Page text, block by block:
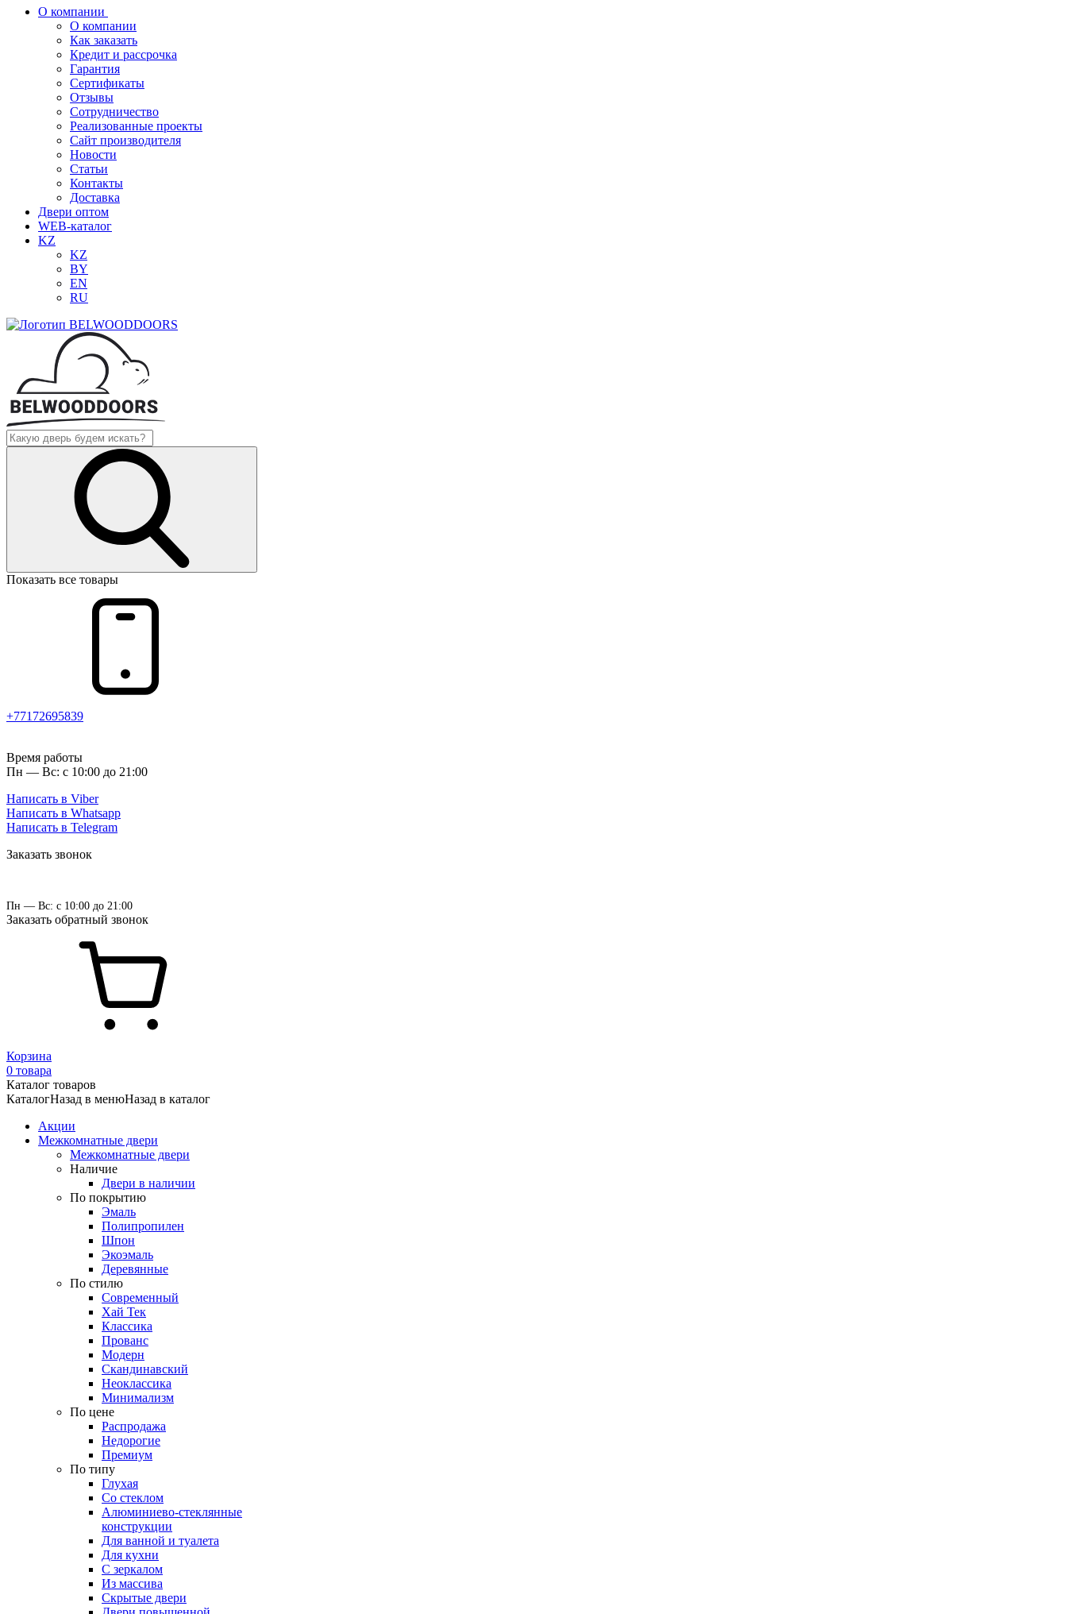
О компании
О компании
Как заказать
Кредит и рассрочка
Гарантия
Сертификаты
Отзывы
Сотрудничество
Реализованные проекты
Сайт производителя
Новости
Статьи
Контакты
Доставка
Двери оптом
WEB-каталог
KZ
KZ
BY
EN
RU
Показать все товары
+77172695839
Время работы
Пн — Вс: с 10:00 до 21:00
Написать в Viber
Написать в Whatsapp
Написать в Telegram
Заказать звонок
Пн — Вс: с 10:00 до 21:00
Заказать обратный звонок
Корзина
0 товара
Каталог товаров
КаталогНазад в менюНазад в каталог
Акции
Межкомнатные двери
Межкомнатные двери
Наличие
Двери в наличии
По покрытию
Эмаль
Полипропилен
Шпон
Экоэмаль
Деревянные
По стилю
Современный
Хай Тек
Классика
Прованс
Модерн
Скандинавский
Неоклассика
Минимализм
По цене
Распродажа
Недорогие
Премиум
По типу
Глухая
Со стеклом
Алюминиево-стеклянные
конструкции
Для ванной и туалета
Для кухни
С зеркалом
Из массива
Скрытые двери